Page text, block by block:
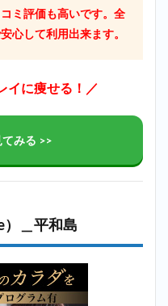
ミ評価も高いです。全
心して利用出来ます。
イに痩せる！／
みる >>
＿平和島